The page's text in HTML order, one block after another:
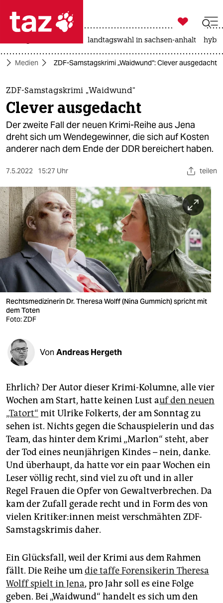
 taz zahl ich
taz zahl ich
themen
politik
öko
sport
berlin
nord
wahrheit
verlag
verlag
shop
fragen & hilfe
unterstützen
abo
genossenschaft
epaper login

taz zahl ich
landtagswahl in sachsen-anhalt
Medien ZDF-Samstagskrimi „Waidwund“: Clever ausgedacht
ZDF-Samstagskrimi „Waidwund“
Clever ausgedacht
Der zweite Fall der neuen Krimi-Reihe aus Jena
dreht sich um Wendegewinner, die sich auf Kosten
anderer nach dem Ende der DDR bereichert haben.
7.5.2022 15:27 Uhr teilen
Rechtsmedizinerin Dr. Theresa Wolff (Nina Gummich) spricht mit
dem Toten
Foto: ZDF
Von Andreas Hergeth
Ehrlich? Der Autor dieser Krimi-Kolumne, alle vier
Wochen am Start, hatte keinen Lust auf den neuen
„Tatort“ mit Ulrike Folkerts, der am Sonntag zu
sehen ist. Nichts gegen die Schauspielerin und das
Team, das hinter dem Krimi „Marlon“ steht, aber
der Tod eines neunjährigen Kindes – nein, danke.
Und überhaupt, da hatte vor ein paar Wochen ein
Leser völlig recht, sind viel zu oft und in aller
Regel Frauen die Opfer von Gewaltverbrechen. Da
kam der Zufall gerade recht und in Form des von
vielen Kri­ti­ke­r:in­nen meist verschmähten ZDF-
Samstagskrimis daher.
Ein Glücksfall, weil der Krimi aus dem Rahmen
fällt. Die Reihe umdie taffe Forensikerin Theresa
Wolff spielt in Jena, pro Jahr soll es eine Folge
geben. Bei „Waidwund“ handelt es sich um den